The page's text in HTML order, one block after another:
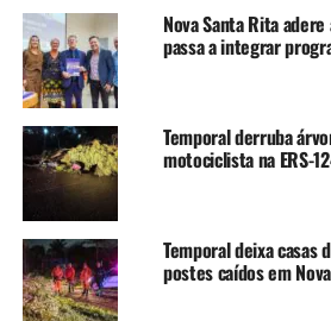
do cinto de segurança e dirigir com
mãos, prática que inclui motoristas
veículo tomando chimarrão.
Segundo a PRF, o sistema é capaz
tipos de infrações de trânsito. Entre
ultrapassagens proibidas, circulação
motociclistas sem capacete e o uso
esquerda.
Fiscalização ocorre em
Nova Santa Rita adere
passa a integrar
Temporal derruba
motociclista na ERS-
Temporal deixa casas
postes caídos em